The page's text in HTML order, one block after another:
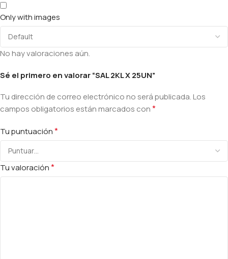
Only with images
No hay valoraciones aún.
Sé el primero en valorar “SAL 2KL X 25UN”
Tu dirección de correo electrónico no será publicada.Los
campos obligatorios están marcados con*
Tu puntuación*
Tu valoración*